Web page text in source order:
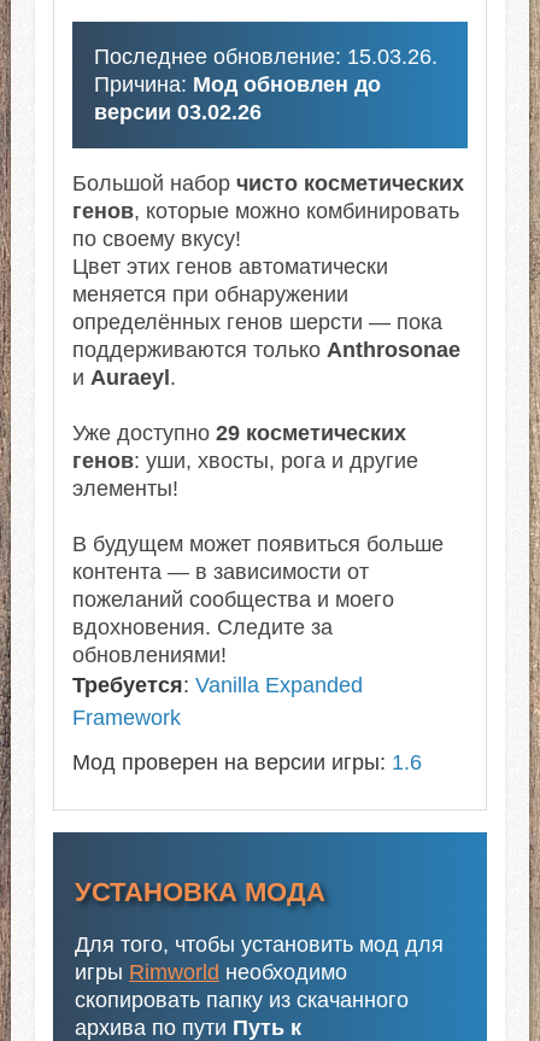
Последнее обновление: 15.03.26.
Причина: Мод обновлен до
версии 03.02.26
Большой набор чисто косметических
генов, которые можно комбинировать
по своему вкусу!
Цвет этих генов автоматически
меняется при обнаружении
определённых генов шерсти — пока
поддерживаются только Anthrosonae
и Auraeyl.
Уже доступно 29 косметических
генов: уши, хвосты, рога и другие
элементы!
В будущем может появиться больше
контента — в зависимости от
пожеланий сообщества и моего
вдохновения. Следите за
обновлениями!
Требуется: Vanilla Expanded
Framework
Мод проверен на версии игры: 1.6
УСТАНОВКА МОДА
Для того, чтобы установить мод для
игры Rimworld необходимо
скопировать папку из скачанного
архива по пути Путь к